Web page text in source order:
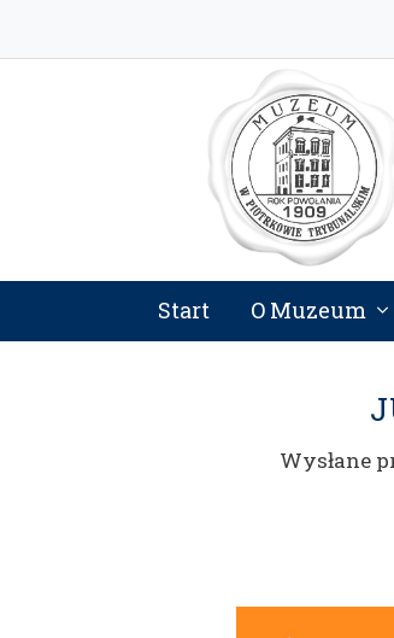
Start O Muzeum
Wysłane